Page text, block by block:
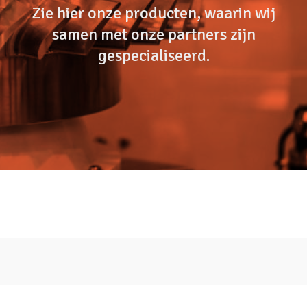
Zie hier onze producten, waarin wij
samen met onze partners zijn
gespecialiseerd.